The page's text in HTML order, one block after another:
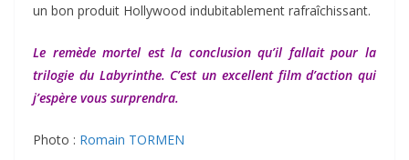
un bon produit Hollywood indubitablement rafraîchissant.
Le remède mortel est la conclusion qu’il fallait pour la
trilogie du Labyrinthe. C’est un excellent film d’action qui
j’espère vous surprendra.
Photo : Romain TORMEN